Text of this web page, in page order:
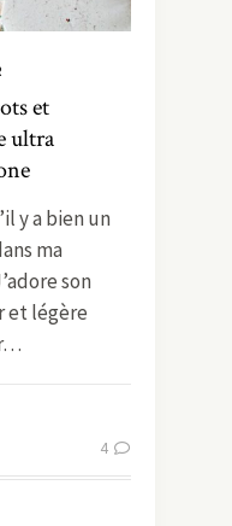
et
ultra
y a bien un
ma
son
et légère
4